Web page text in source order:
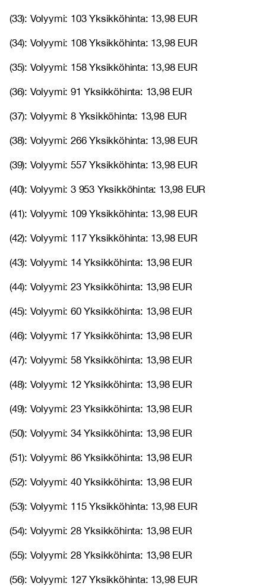
(33): Volyymi: 103 Yksikköhinta: 13,98 EUR
(34): Volyymi: 108 Yksikköhinta: 13,98 EUR
(35): Volyymi: 158 Yksikköhinta: 13,98 EUR
(36): Volyymi: 91 Yksikköhinta: 13,98 EUR
(37): Volyymi: 8 Yksikköhinta: 13,98 EUR
(38): Volyymi: 266 Yksikköhinta: 13,98 EUR
(39): Volyymi: 557 Yksikköhinta: 13,98 EUR
(40): Volyymi: 3 953 Yksikköhinta: 13,98 EUR
(41): Volyymi: 109 Yksikköhinta: 13,98 EUR
(42): Volyymi: 117 Yksikköhinta: 13,98 EUR
(43): Volyymi: 14 Yksikköhinta: 13,98 EUR
(44): Volyymi: 23 Yksikköhinta: 13,98 EUR
(45): Volyymi: 60 Yksikköhinta: 13,98 EUR
(46): Volyymi: 17 Yksikköhinta: 13,98 EUR
(47): Volyymi: 58 Yksikköhinta: 13,98 EUR
(48): Volyymi: 12 Yksikköhinta: 13,98 EUR
(49): Volyymi: 23 Yksikköhinta: 13,98 EUR
(50): Volyymi: 34 Yksikköhinta: 13,98 EUR
(51): Volyymi: 86 Yksikköhinta: 13,98 EUR
(52): Volyymi: 40 Yksikköhinta: 13,98 EUR
(53): Volyymi: 115 Yksikköhinta: 13,98 EUR
(54): Volyymi: 28 Yksikköhinta: 13,98 EUR
(55): Volyymi: 28 Yksikköhinta: 13,98 EUR
(56): Volyymi: 127 Yksikköhinta: 13,98 EUR